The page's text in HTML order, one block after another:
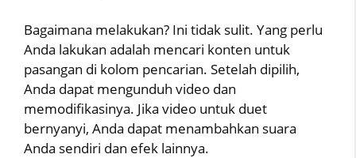
Bagaimana melakukan? Ini tidak sulit. Yang perlu
Anda lakukan adalah mencari konten untuk
pasangan di kolom pencarian. Setelah dipilih,
Anda dapat mengunduh video dan
memodifikasinya. Jika video untuk duet
bernyanyi, Anda dapat menambahkan suara
Anda sendiri dan efek lainnya.